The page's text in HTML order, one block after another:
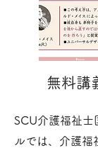
無料講
SCU介護福祉士
ルでは、介護福